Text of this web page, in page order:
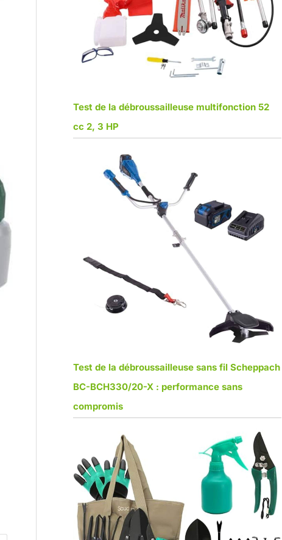
Test de la débroussailleuse multifonction 52
cc 2, 3 HP
Test de la débroussailleuse sans fil Scheppach
BC-BCH330/20-X : performance sans
compromis